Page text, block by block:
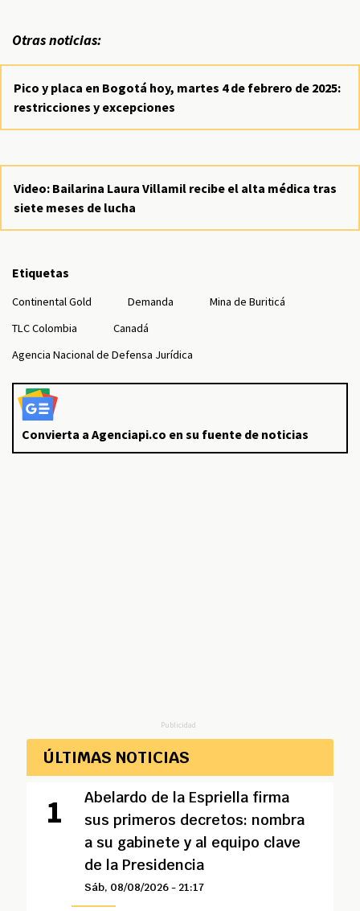
Otras noticias:
Pico y placa en Bogotá hoy, martes 4 de febrero de 2025:
restricciones y excepciones
Video: Bailarina Laura Villamil recibe el alta médica tras
siete meses de lucha
Etiquetas
Continental Gold Demanda
Mina de Buriticá
TLC Colombia
Canadá
Agencia Nacional de Defensa Jurídica
Convierta a Agenciapi.co en su fuente de noticias
Publicidad
ÚLTIMAS NOTICIAS
Abelardo de la Espriella firma
sus primeros decretos: nombra
a su gabinete y al equipo clave
de la Presidencia
Sáb, 08/08/2026 - 21:17